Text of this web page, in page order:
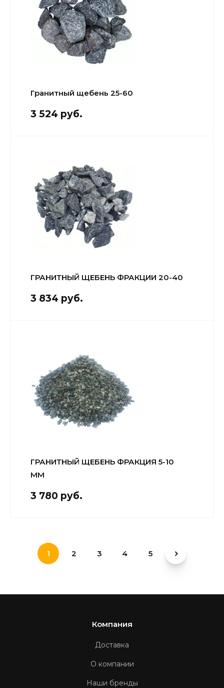
Гранитный щебень 25-60
3 524 руб.
ГРАНИТНЫЙ ЩЕБЕНЬ ФРАКЦИИ 20-40
3 834 руб.
ГРАНИТНЫЙ ЩЕБЕНЬ ФРАКЦИЯ 5-10
ММ
3 780 руб.
1 2 3 4 5
Компания
Доставка
О компании
Наши бренды